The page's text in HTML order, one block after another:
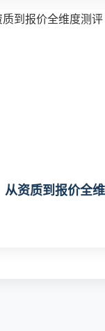
资质到报价全